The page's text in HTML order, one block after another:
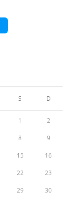
S D
1 2
8 9
15 16
22 23
29 30